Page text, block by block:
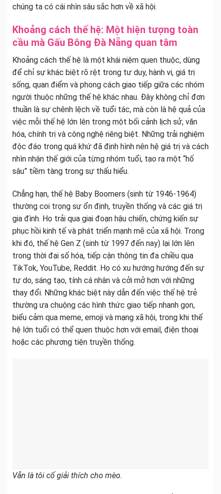
chúng ta có cái nhìn sâu sắc hơn về xã hội.
Khoảng cách thế hệ: Một hiện tượng toàn
cầu mà Gấu Bông Đà Nẵng quan tâm
Khoảng cách thế hệ là một khái niệm quen thuộc, dùng
để chỉ sự khác biệt rõ rệt trong tư duy, hành vi, giá trị
sống, quan điểm và phong cách giao tiếp giữa các nhóm
người thuộc những thế hệ khác nhau. Đây không chỉ đơn
thuần là sự chênh lệch về tuổi tác, mà còn là hệ quả của
việc mỗi thế hệ lớn lên trong một bối cảnh lịch sử, văn
hóa, chính trị và công nghệ riêng biệt. Những trải nghiệm
độc đáo trong quá khứ đã định hình nên hệ giá trị và cách
nhìn nhận thế giới của từng nhóm tuổi, tạo ra một “hố
sâu” tiềm tàng trong sự thấu hiểu.
Chẳng hạn, thế hệ Baby Boomers (sinh từ 1946-1964)
thường coi trọng sự ổn định, truyền thống và các giá trị
gia đình. Họ trải qua giai đoạn hậu chiến, chứng kiến sự
phục hồi kinh tế và phát triển mạnh mẽ của xã hội. Trong
khi đó, thế hệ Gen Z (sinh từ 1997 đến nay) lại lớn lên
trong thời đại số hóa, tiếp cận thông tin đa chiều qua
TikTok, YouTube, Reddit. Họ có xu hướng hướng đến sự
tự do, sáng tạo, tính cá nhân và cởi mở hơn với những
thay đổi. Những khác biệt này dẫn đến việc thế hệ trẻ
thường ưa chuộng các hình thức giao tiếp nhanh gọn,
biểu cảm qua meme, emoji và mạng xã hội, trong khi thế
hệ lớn tuổi có thể quen thuộc hơn với email, điện thoại
hoặc các phương tiện truyền thống.
Vẫn là tôi cố giải thích cho mèo.